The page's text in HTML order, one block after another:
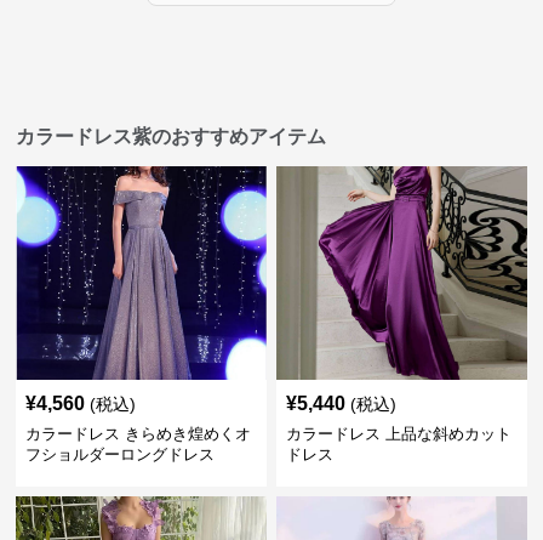
カラードレス紫のおすすめアイテム
¥4,560 (税込)
カラードレス きらめき煌めくオ
フショルダーロングドレス
¥5,440 (税込)
カラードレス 上品な斜めカット
ドレス